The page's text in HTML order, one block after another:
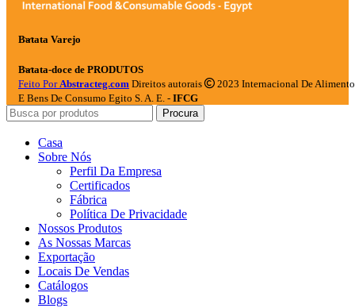
Batata Varejo
Batata-doce de PRODUTOS
Feito Por Abstracteg.com Direitos autorais
2023 Internacional De
E Bens De Consumo Egito S. A. E. - IFCG
Procura
Casa
Sobre Nós
Perfil Da Empresa
Certificados
Fábrica
Política De Privacidade
Nossos Produtos
As Nossas Marcas
Exportação
Locais De Vendas
Catálogos
Blogs